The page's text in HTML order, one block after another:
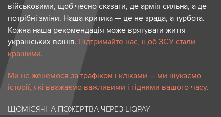
військовими, щоб чесно сказати, де армія сильна, а де
потрібні зміни. Наша критика — це не зрада, а турбота.
Кожна наша рекомендація може врятувати життя
українських воїнів. Підтримайте нас, щоб ЗСУ стали
кращими.
Ми не женемося за трафіком і кліками — ми шукаємо
історії, які вважаємо важливими і гідними вашого часу.
ЩОМІСЯЧНА ПОЖЕРТВА ЧЕРЕЗ LIQPAY